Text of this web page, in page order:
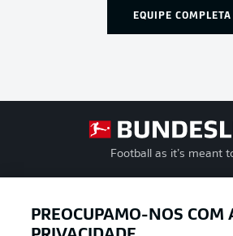
EQUIPE COMPLETA
Football as it’s meant
APLICATIVO DA
PREOCUPAMO-NOS COM